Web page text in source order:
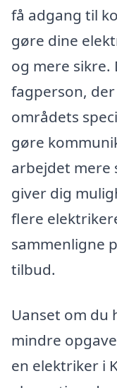
få adgang til
gøre dine
og mere
fagperson,
områdets
gøre
arbejdet mere
giver dig
flere
sammenligne
tilbud.
Uanset om
mindre
en elektriker i